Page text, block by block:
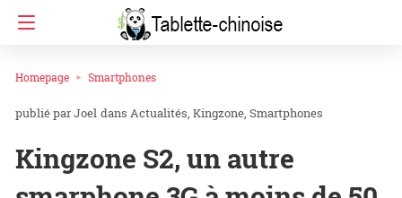
Homepage Smartphones
Joel dans Actualités Kingzone Smartphones
Kingzone S2, un autre